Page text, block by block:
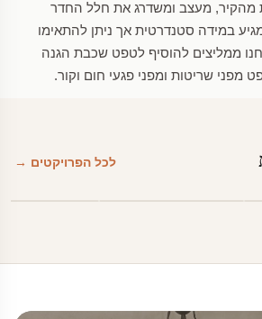
מהקיר, מעצב ומשדרג את חלל החדר
במידה סטנדרטית אך ניתן להתאימו
ממליצים להוסיף לטפט שכבת הגנה
מפני שריטות ומפני פגעי חום וקור.
לכל הפרויקטים →